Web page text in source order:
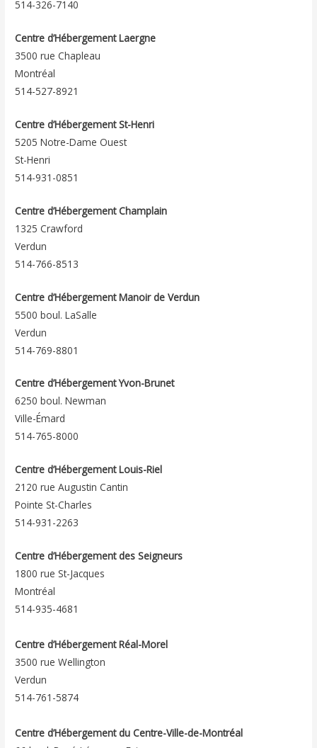
514-326-7140
Centre d’Hébergement Laergne
3500 rue Chapleau
Montréal
514-527-8921
Centre d’Hébergement St-Henri
5205 Notre-Dame Ouest
St-Henri
514-931-0851
Centre d’Hébergement Champlain
1325 Crawford
Verdun
514-766-8513
Centre d’Hébergement Manoir de Verdun
5500 boul. LaSalle
Verdun
514-769-8801
Centre d’Hébergement Yvon-Brunet
6250 boul. Newman
Ville-Émard
514-765-8000
Centre d’Hébergement Louis-Riel
2120 rue Augustin Cantin
Pointe St-Charles
514-931-2263
Centre d’Hébergement des Seigneurs
1800 rue St-Jacques
Montréal
514-935-4681
Centre d’Hébergement Réal-Morel
3500 rue Wellington
Verdun
514-761-5874
Centre d’Hébergement du Centre-Ville-de-Montréal